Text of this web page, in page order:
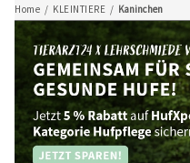
Home / KLEINTIERE / Kaninchen